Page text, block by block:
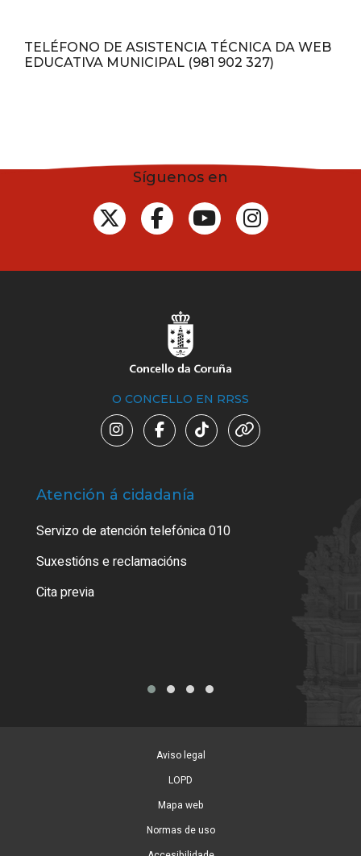
TELÉFONO DE ASISTENCIA TÉCNICA DA WEB
EDUCATIVA MUNICIPAL (981 902 327)
Síguenos en
O CONCELLO EN RRSS
Atención á cidadanía
Servizo de atención telefónica 010
Suxestións e reclamacións
Cita previa
Aviso legal
LOPD
Mapa web
Normas de uso